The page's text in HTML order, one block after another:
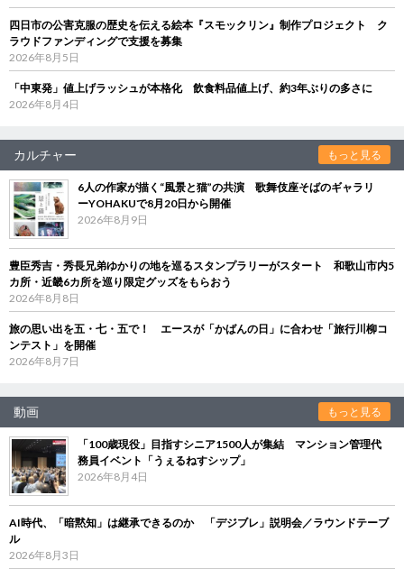
四日市の公害克服の歴史を伝える絵本『スモックリン』制作プロジェクト ク
ラウドファンディングで支援を募集
2026年8月5日
「中東発」値上げラッシュが本格化 飲食料品値上げ、約3年ぶりの多さに
2026年8月4日
カルチャー もっと見る
6人の作家が描く“風景と猫”の共演 歌舞伎座そばのギャラリ
ーYOHAKUで8月20日から開催
2026年8月9日
豊臣秀吉・秀長兄弟ゆかりの地を巡るスタンプラリーがスタート 和歌山市内5
カ所・近畿6カ所を巡り限定グッズをもらおう
2026年8月8日
旅の思い出を五・七・五で！ エースが「かばんの日」に合わせ「旅行川柳コ
ンテスト」を開催
2026年8月7日
動画 もっと見る
「100歳現役」目指すシニア1500人が集結 マンション管理代
務員イベント「うぇるねすシップ」
2026年8月4日
AI時代、「暗黙知」は継承できるのか 「デジブレ」説明会／ラウンドテーブ
ル
2026年8月3日